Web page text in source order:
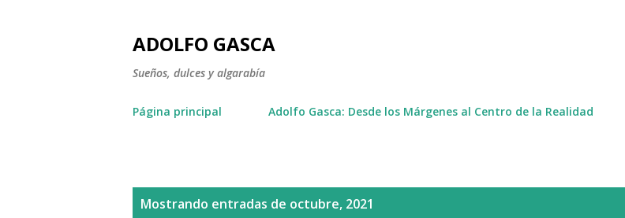
ADOLFO GASCA
Sueños, dulces y algarabía
Página principal Adolfo Gasca: Desde los Márgenes al Centro de la Realidad
Mostrando entradas de octubre, 2021